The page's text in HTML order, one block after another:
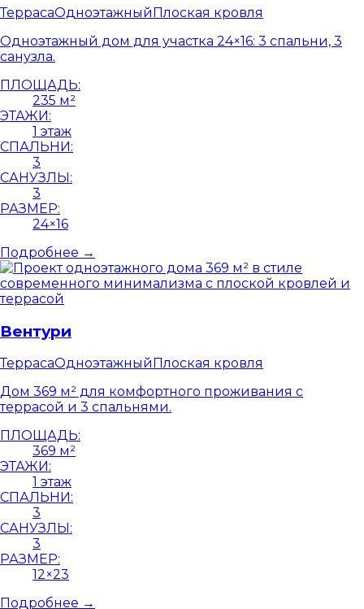
ТеррасаОдноэтажныйПлоская кровля
Одноэтажный дом для участка 24×16: 3 спальни, 3
санузла.
ПЛОЩАДЬ:
235 м²
ЭТАЖИ:
1 этаж
СПАЛЬНИ:
3
САНУЗЛЫ:
3
РАЗМЕР:
24×16
Подробнее →
Вентури
ТеррасаОдноэтажный Плоская кровля
Дом 369 м² для комфортного проживания с
террасой и 3 спальнями.
ПЛОЩАДЬ:
369 м²
ЭТАЖИ:
1 этаж
СПАЛЬНИ:
3
САНУЗЛЫ:
3
РАЗМЕР:
12×23
Подробнее →